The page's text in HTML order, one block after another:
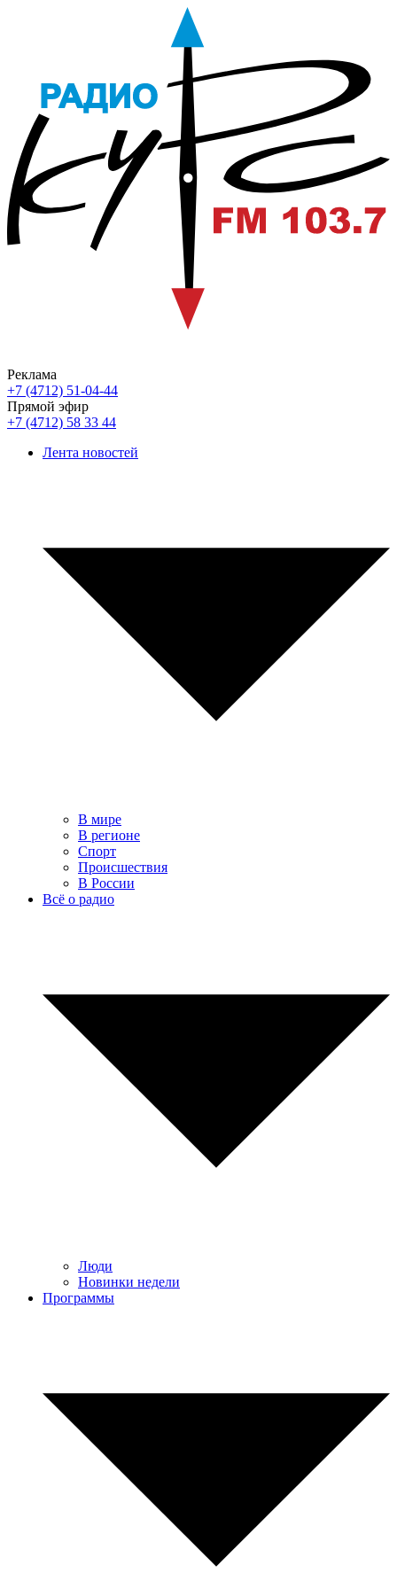
Реклама
+7 (4712) 51-04-44
Прямой эфир
+7 (4712) 58 33 44
Лента новостей
В мире
В регионе
Спорт
Происшествия
В России
Всё о радио
Люди
Новинки недели
Программы